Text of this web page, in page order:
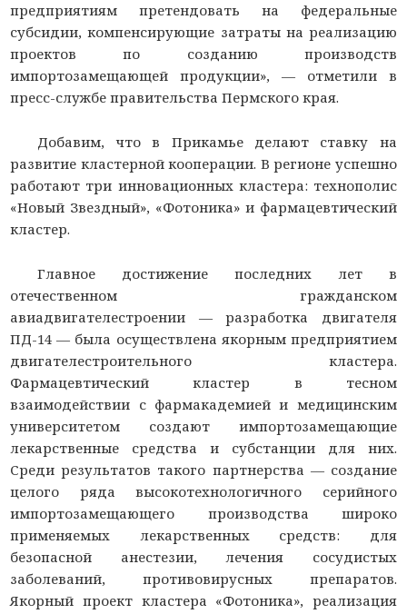
предприятиям претендовать на федеральные
субсидии, компенсирующие затраты на реализацию
проектов по созданию производств
импортозамещающей продукции», — отметили в
пресс-службе правительства Пермского края.
Добавим, что в Прикамье делают ставку на
развитие кластерной кооперации. В регионе успешно
работают три инновационных кластера: технополис
«Новый Звездный», «Фотоника» и фармацевтический
кластер.
Главное достижение последних лет в
отечественном гражданском
авиадвигателестроении — разработка двигателя
ПД-14 — была осуществлена якорным предприятием
двигателестроительного кластера.
Фармацевтический кластер в тесном
взаимодействии с фармакадемией и медицинским
университетом создают импортозамещающие
лекарственные средства и субстанции для них.
Среди результатов такого партнерства — создание
целого ряда высокотехнологичного серийного
импортозамещающего производства широко
применяемых лекарственных средств: для
безопасной анестезии, лечения сосудистых
заболеваний, противовирусных препаратов.
Якорный проект кластера «Фотоника», реализация